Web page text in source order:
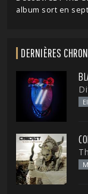
album sort en
DERNIÈRES